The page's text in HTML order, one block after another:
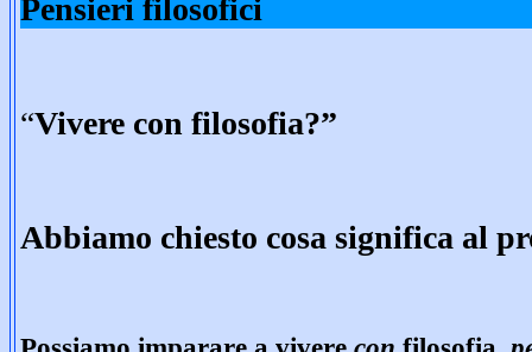
Pensieri filosofici
“Vivere con filosofia?”
Abbiamo chiesto cosa significa al